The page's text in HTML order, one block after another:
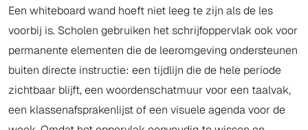
Een whiteboard wand hoeft niet leeg te zijn als de les
voorbij is. Scholen gebruiken het schrijfoppervlak ook voor
permanente elementen die de leeromgeving ondersteunen
buiten directe instructie: een tijdlijn die de hele periode
zichtbaar blijft, een woordenschatmuur voor een taalvak,
een klassenafsprakenlijst of een visuele agenda voor de